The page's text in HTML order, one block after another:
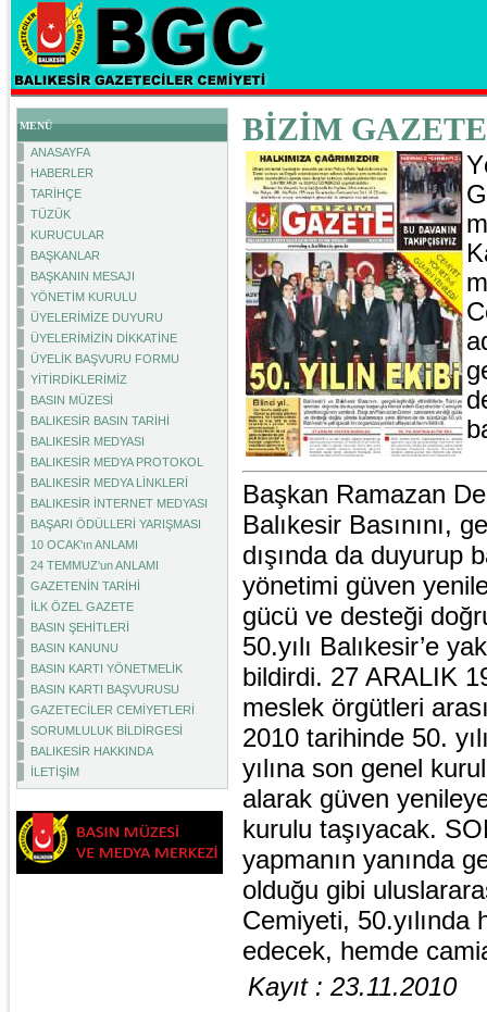
MENÜ
ANASAYFA
HABERLER
TARİHÇE
TÜZÜK
KURUCULAR
BAŞKANLAR
BAŞKANIN MESAJI
YÖNETİM KURULU
ÜYELERİMİZE DUYURU
ÜYELERİMİZİN DİKKATİNE
ÜYELİK BAŞVURU FORMU
YİTİRDİKLERİMİZ
BASIN MÜZESİ
BALIKESİR BASIN TARİHİ
BALIKESİR MEDYASI
BALIKESİR MEDYA PROTOKOL
BALIKESİR MEDYA LİNKLERİ
BALIKESİR İNTERNET MEDYASI
BAŞARI ÖDÜLLERİ YARIŞMASI
10 OCAK'ın ANLAMI
24 TEMMUZ'un ANLAMI
GAZETENİN TARİHİ
İLK ÖZEL GAZETE
BASIN ŞEHİTLERİ
BASIN KANUNU
BASIN KARTI YÖNETMELİK
BASIN KARTI BAŞVURUSU
GAZETECİLER CEMİYETLERİ
SORUMLULUK BİLDİRGESİ
BALIKESİR HAKKINDA
İLETİŞİM
BİZİM
Başkan Ramazan
Balıkesir Basınını,
dışında da duyurup
yönetimi güven
gücü ve desteği
50.yılı Balıkesir’e
bildirdi. 27 ARALIK
meslek örgütleri
2010 tarihinde 50.
yılına son genel
alarak güven
kurulu taşıyacak.
yapmanın yanında
olduğu gibi
Cemiyeti,
edecek, hemde
Kayıt : 23.11.2010